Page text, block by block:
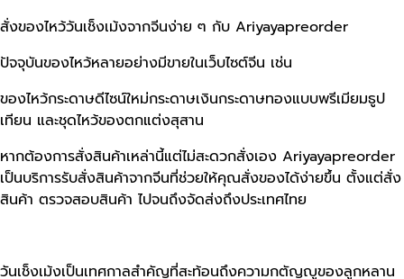
สั่งของไหว้วันเช็งเม้งจากจีนง่าย ๆ กับ Ariyayapreorder
ปัจจุบันของไหว้หลายอย่างมีขายในเว็บไซต์จีน เช่น
ของไหว้กระดาษดีไซน์ใหม่กระดาษเงินกระดาษทองแบบพรีเมียมธูป
เทียน และชุดไหว้ของตกแต่งสุสาน
หากต้องการสั่งสินค้าเหล่านี้แต่ไม่สะดวกสั่งเอง Ariyayapreorder
เป็นบริการรับสั่งสินค้าจากจีนที่ช่วยให้คุณสั่งของได้ง่ายขึ้น ตั้งแต่สั่ง
สินค้า ตรวจสอบสินค้า ไปจนถึงจัดส่งถึงประเทศไทย
วันเช็งเม้งเป็นเทศกาลสำคัญที่สะท้อนถึงความกตัญญูของลูกหลาน